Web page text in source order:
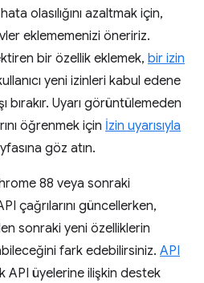
olasılığını azaltmak için,
eklememenizi öneririz.
bir özellik eklemek, bir izin
yeni izinleri kabul edene
bırakır. Uyarı görüntülemeden
öğrenmek için İzin uyarısıyla
göz atın.
88 veya sonraki
çağrılarını güncellerken,
sonraki yeni özelliklerin
fark edebilirsiniz. API
API üyelerine ilişkin destek